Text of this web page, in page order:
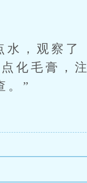
，观察了
化毛膏，注
。”